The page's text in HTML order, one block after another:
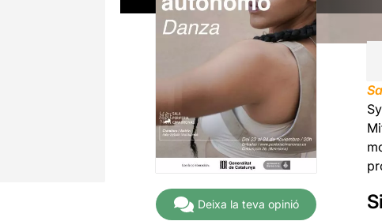
Deixa la teva opinió